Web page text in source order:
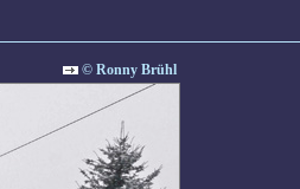
© Ronny Brühl